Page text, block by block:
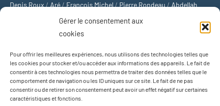
Gérer le consentement aux
cookies
Pour offrir les meilleures expériences, nous utilisons des technologies telles que
les cookies pour stocker et/ou accéder aux informations des appareils. Le fait de
consentir à ces technologies nous permettra de traiter des données telles que le
comportement de navigation ou les ID uniques sur ce site. Le fait de ne pas
consentir ou de retirer son consentement peut avoir un effet négatif sur certaines
caractéristiques et fonctions.
Denis Roux / Aré / François Michel / Pierre Rondeau / Abdellah
Michaël Delépine
Football/ Cyclisme/Tous les sports/Jeux olympiques/Rugby/
Basket-ball/Sports US/Boxe/Tennis/Bateaux/Formule 1/
Moto/Natation/Sports d'hiver/Marathon/Trail/Automobile
Baseball/Golf/Athlétisme